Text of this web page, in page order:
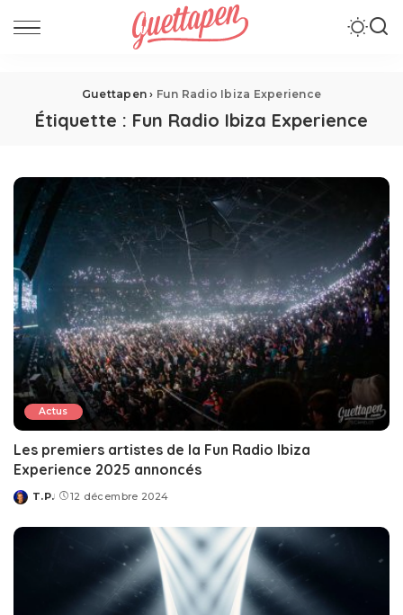
Guettapen › Fun Radio Ibiza Experience
Étiquette : Fun Radio Ibiza Experience
Actus
Les premiers artistes de la Fun Radio Ibiza
Experience 2025 annoncés
Posted
T.P. 12 décembre 2024